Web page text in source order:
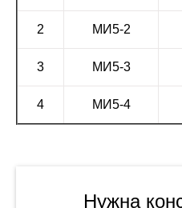
2 МИ5-2
3 МИ5-3
4 МИ5-4
Нужна